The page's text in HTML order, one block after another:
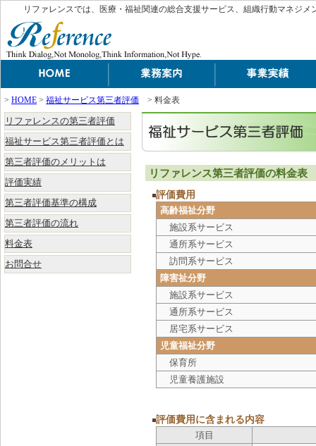
リファレンスでは、医療・福祉関連の総合支援サービス、組織行動マネジ
> HOME > 福祉サービス第三者評価 > 料金表
リファレンスの第三者評価
福祉サービス第三者評価とは
第三者評価のメリットは
評価実績
第三者評価基準の構成
第三者評価の流れ
料金表
お問合せ
リファレンス第三者評価の料金表
評価費用
高齢福祉分野
施設系サービス
通所系サービス
訪問系サービス
障害祉分野
施設系サービス
通所系サービス
居宅系サービス
児童福祉分野
保育所
児童養護施設
評価費用に含まれる内容
項目